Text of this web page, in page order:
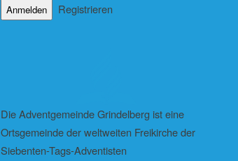
Registrieren
Die Adventgemeinde Grindelberg ist eine
Ortsgemeinde der weltweiten Freikirche der
Siebenten-Tags-Adventisten